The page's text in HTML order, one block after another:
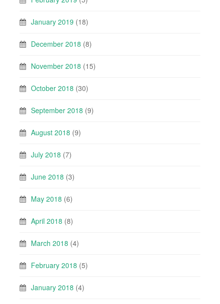
January 2019 (18)
December 2018 (8)
November 2018 (15)
October 2018 (30)
September 2018 (9)
August 2018 (9)
July 2018 (7)
June 2018 (3)
May 2018 (6)
April 2018 (8)
March 2018 (4)
February 2018 (5)
January 2018 (4)